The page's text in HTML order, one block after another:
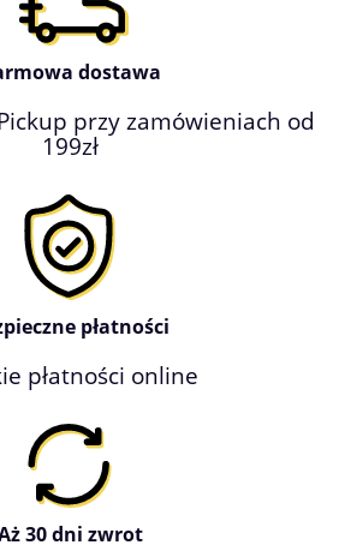
dostawa
przy zamówieniach od
199zł
płatności
płatności online
30 dni zwrot